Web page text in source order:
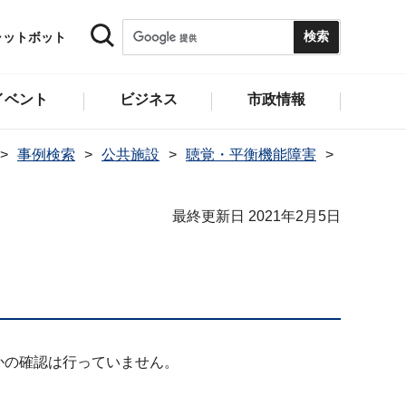
トボット
ント ビジネス 市政情報
事例検索 公共施設
聴覚・平衡機能障害
最終更新日 2021年2月5日
確認は行っていません。